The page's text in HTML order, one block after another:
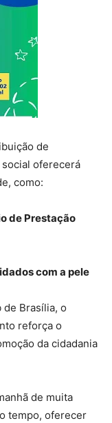
de
oferecerá
como:
de Prestação
com a pele
Brasília, o
reforça o
da cidadania
de muita
tempo, oferecer